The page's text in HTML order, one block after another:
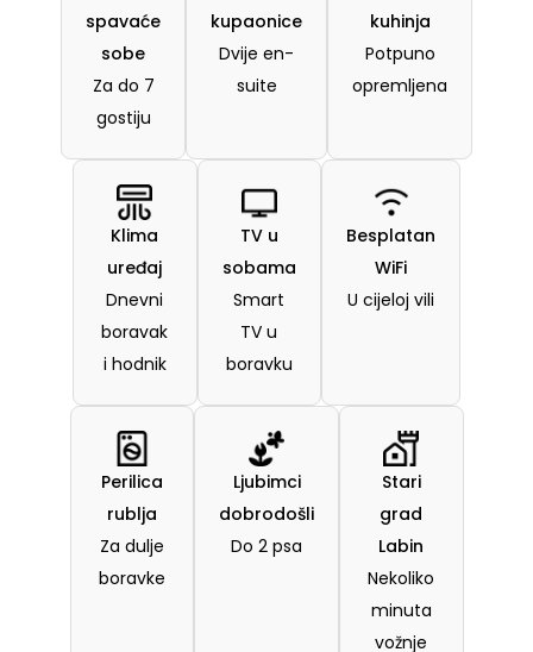
spavaće
sobe
Za do 7
gostiju
kupaonice
Dvije en-
suite
kuhinja
Potpuno
opremljena
Klima
uređaj
Dnevni
boravak
i hodnik
TV u
sobama
Smart
TV u
boravku
Besplatan
WiFi
U cijeloj vili
Perilica
rublja
Za dulje
boravke
Ljubimci
dobrodošli
Do 2 psa
Stari
grad
Labin
Nekoliko
minuta
vožnje